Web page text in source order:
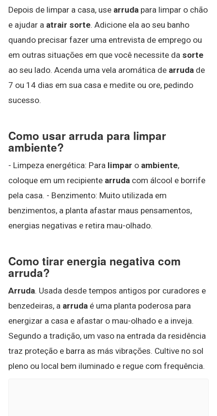
Depois de limpar a casa, use arruda para limpar o chão
e ajudar a atrair sorte. Adicione ela ao seu banho
quando precisar fazer uma entrevista de emprego ou
em outras situações em que você necessite da sorte
ao seu lado. Acenda uma vela aromática de arruda de
7 ou 14 dias em sua casa e medite ou ore, pedindo
sucesso.
Como usar arruda para limpar
ambiente?
- Limpeza energética: Para limpar o ambiente,
coloque em um recipiente arruda com álcool e borrife
pela casa. - Benzimento: Muito utilizada em
benzimentos, a planta afastar maus pensamentos,
energias negativas e retira mau-olhado.
Como tirar energia negativa com
arruda?
Arruda. Usada desde tempos antigos por curadores e
benzedeiras, a arruda é uma planta poderosa para
energizar a casa e afastar o mau-olhado e a inveja.
Segundo a tradição, um vaso na entrada da residência
traz proteção e barra as más vibrações. Cultive no sol
pleno ou local bem iluminado e regue com frequência.